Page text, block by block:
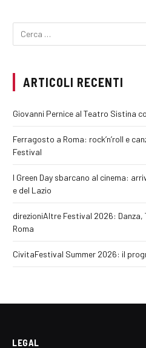
ARTICOLI RECENTI
Giovanni Pernice al Teatro Sistina
Ferragosto a Roma: rock’n’roll e
Festival
I Green Day sbarcano al cinema:
e del Lazio
direzioniAltre Festival 2026:
Roma
CivitaFestival Summer 2026: il
LEGAL